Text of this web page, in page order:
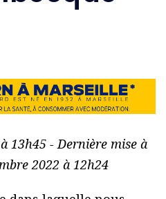
13h45 - Dernière mise à
2022 à 12h24